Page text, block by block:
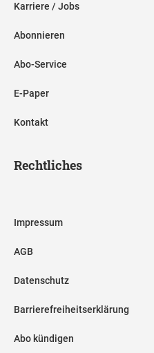
Karriere / Jobs
Abonnieren
Abo-Service
E-Paper
Kontakt
Rechtliches
Impressum
AGB
Datenschutz
Barrierefreiheitserklärung
Abo kündigen